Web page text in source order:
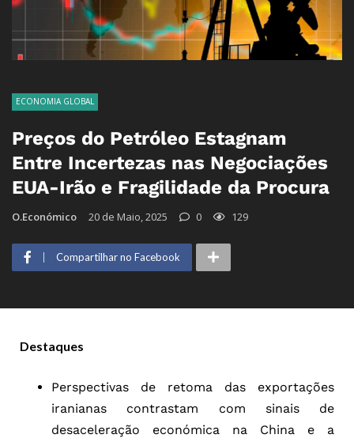
ECONOMIA GLOBAL
Preços do Petróleo Estagnam
Entre Incertezas nas Negociações
EUA-Irão e Fragilidade da Procura
O.Económico 20 de Maio, 2025 0 129
Compartilhar no Facebook
Destaques
Perspectivas de retoma das exportações
iranianas contrastam com sinais de
desaceleração económica na China e a